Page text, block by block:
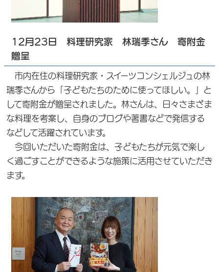
12月23日 料理研究家 林瑞季さん 寄附金
贈呈
市内在住の料理研究家・スイーツコンシェルジュの林
瑞季さんから「子どもたちのために使ってほしい。」と
して寄附金が贈呈されました。林さんは、日々さまざま
な料理を考案し、自身のブログや著書などで発信する
などして活躍されています。
今回いただいた寄附金は、子どもたちが元気で楽し
く過ごすことができるような施策に活用させていただき
ます。